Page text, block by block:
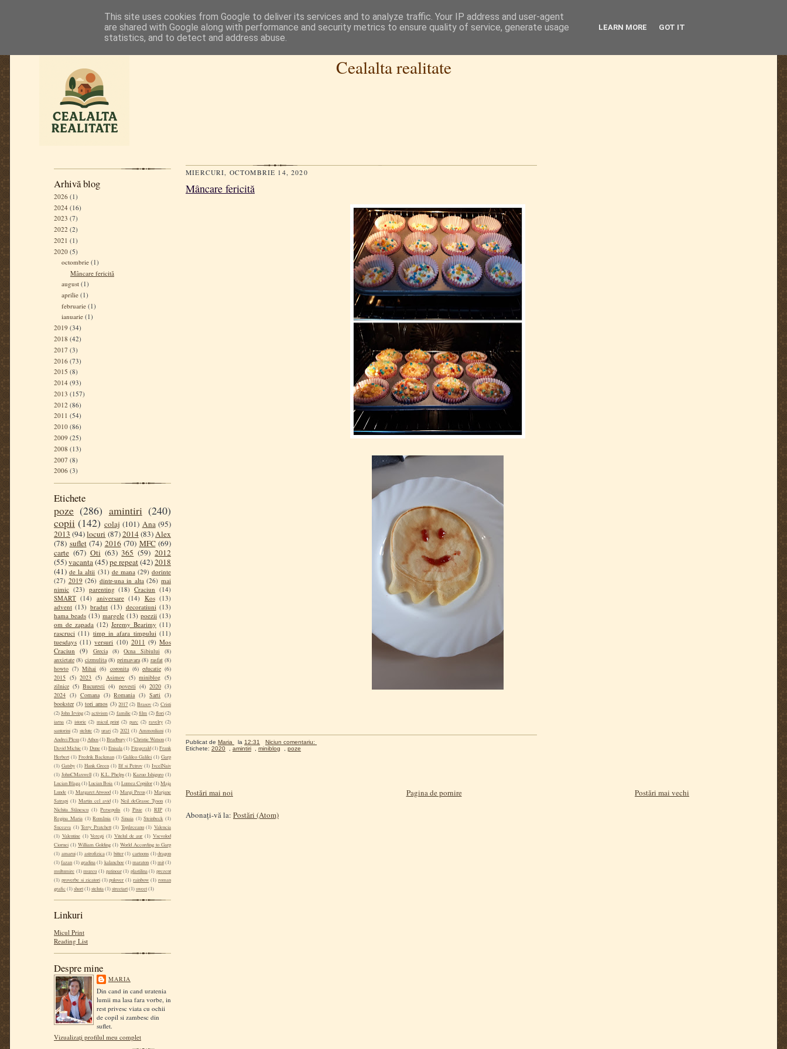
Cealalta realitate
Arhivă blog
2026 (1)
2024 (16)
2023 (7)
2022 (2)
2021 (1)
2020 (5)
octombrie (1)
Mâncare fericită
august (1)
aprilie (1)
februarie (1)
ianuarie (1)
2019 (34)
2018 (42)
2017 (3)
2016 (73)
2015 (8)
2014 (93)
2013 (157)
2012 (86)
2011 (54)
2010 (86)
2009 (25)
2008 (13)
2007 (8)
2006 (3)
Etichete
poze (286) amintiri (240)
copii (142) colaj (101) Ana (95)
2013 (94)locuri (87)2014(83)Alex
(78) suflet (74) 2016 (70) MFC (69)
carte (67) Oti (63) 365 (59) 2012
(55)vacanta(45)pe repeat(42)2018
(41) de la altii (31) de mana (29) dorinte
(27) 2019 (26) dintr-una in alta (26) mai
nimic (23) parenting (18) Craciun (14)
SMART (14) aniversare (14) Kos (13)
advent (13) bradut (13) decoratiuni (13)
hama beads (13) margele (13) poezii (13)
om de zapada (12) Jeremy Bearimy (11)
rascruci (11) timp in afara timpului (11)
tuesdays (11) versuri (10) 2011 (9) Mos
Craciun
(9) Grecia (8) Ocna Sibiului
(8)
anxietate (8) cizmulita (8) primavara (8) rasfat (8)
howto (7) Mihai (6) coronita (6) educatie (6)
2015 (5) 2023 (5) Asimov (5) miniblog (5)
zilnice (5) Bucuresti (4) povesti (4) 2020 (3)
2024 (3) Comana (3) Romania (3) Sarti (3)
bookster (3) tori amos (3) 2017 (2) Brasov (2) Cristi
(2)John Irving (2)activism (2) familie(2)film (2) flori(2)
iarna (2) istorie (2) micul print (2) parc (2) ravelry (2)
santorini (2) stelute (2) urari (2) 2021 (1) Ammouliani (1)
Andrei Plesu(1)Athos(1)Bradbury(1)Christie Watson(1)
David Michie (1) Dune(1)Enisala (1) Fitzgerald(1)Frank
Herbert (1) Fredrik Backman (1) Galileo Galilei (1) Garp
(1) Gatsby (1) Hank Green (1) Ilf si Petrov (1) IvcelNaiv
(1) JohnCMaxwell (1) K.L. Phelps (1) Kazuo Ishiguro (1)
Lucian Blaga(1)Lucian Boia (1)Lumea Copiilor(1)Maja
Lunde (1) Margaret Atwood (1) Margi Preus (1) Marjane
Satrapi (1) Martin cel avid (1) Neil deGrasse Tyson (1)
Nichita Stănescu (1) Persepolis (1) Pixie (1) RIP (1)
Regina Maria (1) România (1) Sinaia (1) Steinbeck (1)
Suceava (1) Terry Pratchett (1) Topârceanu (1) Valencia
(1) Valentine (1) Verești (1) Vitelul de aur (1) Vsevolod
Ciornei (1) William Golding (1) World According to Garp
(1) amarui (1) astrofizica (1) bitter (1) cartoons (1) dragon
(1)fazan (1)gradina(1) kalanchoe (1)maraton (1) mit(1)
multumire (1) muzeu (1) patinoar (1) plastilina (1) prezent
(1) proverbe si zicatori (1) pulover (1) rainbow (1) roman
grafic(1)short(1)steluta(1)streetart(1)sweet(1)
Linkuri
Micul Print
Reading List
Despre mine
MARIA
Din cand in cand uratenia
lumii ma lasa fara vorbe, in
rest privesc viata cu ochii
de copil si zambesc din
suflet.
Vizualizați profilul meu complet
MIERCURI, OCTOMBRIE 14, 2020
Mâncare fericită
Publicat de Maria la 12:31
Niciun comentariu:
Etichete: 2020 amintiri miniblog poze
Postări mai noi Postări mai vechi
Pagina de pornire
Abonați-vă la: Postări (Atom)
This site uses cookies from Google to deliver its services and to analyze traffic. Your IP address and user-agent
are shared with Google along with performance and security metrics to ensure quality of service, generate usage
statistics, and to detect and address abuse.
LEARN MORE GOT IT